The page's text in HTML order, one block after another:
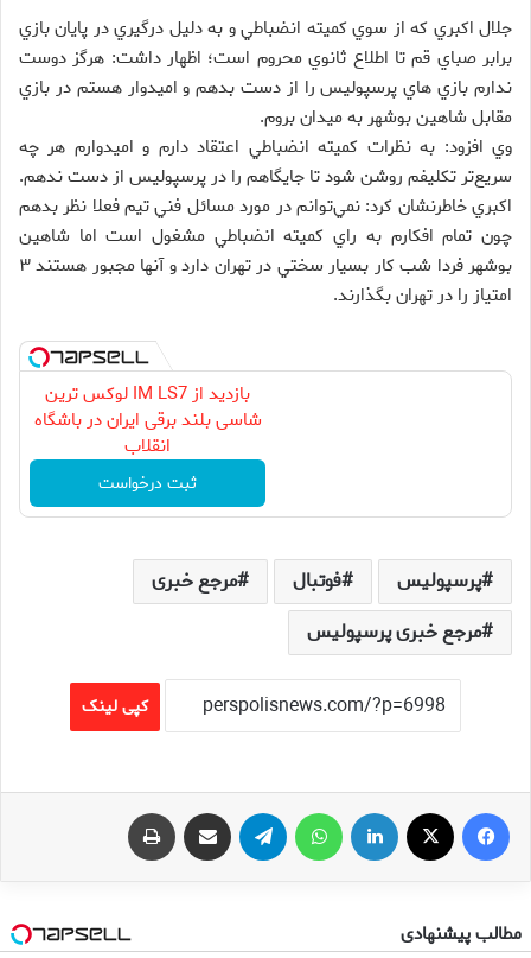
جلال اكبري كه از سوي كميته انضباطي و به دليل درگيري در پايان بازي
برابر صباي قم تا اطلاع ثانوي محروم است؛ اظهار داشت: هرگز دوست
ندارم بازي هاي پرسپوليس را از دست بدهم و اميدوار هستم در بازي
مقابل شاهين بوشهر به ميدان بروم.
وي افزود: به نظرات كميته انضباطي اعتقاد دارم و اميدوارم هر چه
سريع‌تر تكليفم روشن شود تا جايگاهم را در پرسپوليس از دست ندهم.
اكبري خاطرنشان كرد: نمي‌توانم در مورد مسائل فني تيم فعلا نظر بدهم
چون تمام افكارم به راي كميته انضباطي مشغول است اما شاهين
بوشهر فردا شب كار بسيار سختي در تهران دارد و آنها مجبور هستند ۳
امتياز را در تهران بگذارند.
بازدید از IM LS7 لوکس ترین
شاسی بلند برقی ایران در باشگاه
انقلاب
ثبت درخواست
پرسپولیس فوتبال
مرجع خبری
مرجع خبری پرسپولیس
کپی لینک
فیس بوک لینکدین تلگرام اشتراک گذاری از طریق ایمیل
مطالب پیشنهادی